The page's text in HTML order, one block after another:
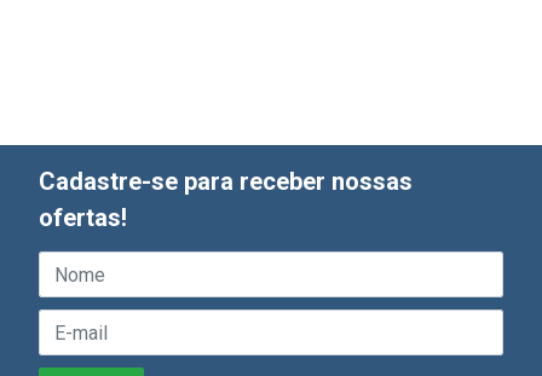
Cadastre-se para receber nossas
ofertas!